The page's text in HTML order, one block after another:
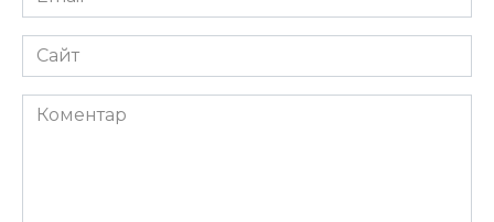
*
Сайт
Коментар